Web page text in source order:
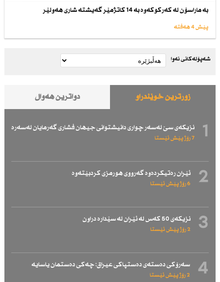
بە ماراسۆن لە كەركوكەوە بە 14 كاتژمێر گەیشتە شاری هەولێر
پێش 4 هەفتە
شەپۆلەکانی نەوا
زۆرترین خوێندراو دواترین هەواڵ
1 نزیكەی سێ لەسەر چواری دانیشتوانی جیهان فشاری گەرمایان لەسەرە
7 رۆژ پێش ئێستا
2 ئێران رەتیكردەوە گەرووی هورمزی كردبێتەوە
6 رۆژ پێش ئێستا
3 نزیكەی 50 كەس لە ئێران لە سێدارە دراون
2 رۆژ پێش ئێستا
4 سەرۆكی دەستەی دەستپاكی عیراق: چەكی دەستمان یاسایە
2 رۆژ پێش ئێستا